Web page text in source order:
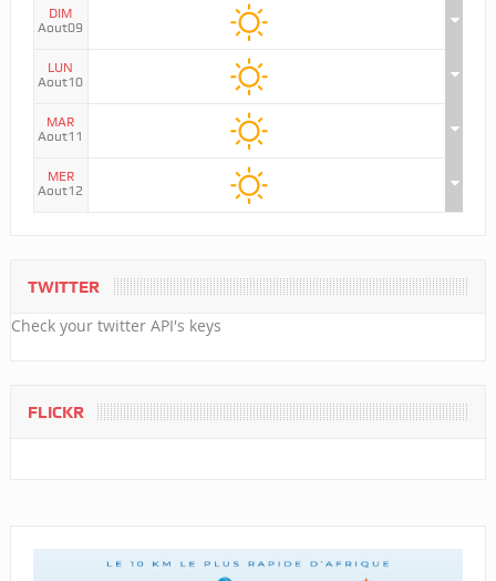
DIM
Aout09
LUN
Aout10
MAR
Aout11
MER
Aout12
TWITTER
Check your twitter API's keys
FLICKR